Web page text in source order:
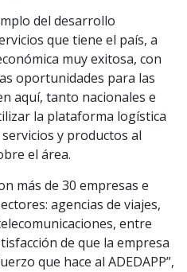
del desarrollo
que tiene el país, a
muy exitosa, con
oportunidades para las
aquí, tanto nacionales e
la plataforma logística
y productos al
el área.
más de 30 empresas e
agencias de viajes,
entre
de que la empresa
que hace al ADEDAPP”,